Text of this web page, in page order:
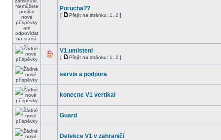
Porucha??
[ Přejít na stránku: 1 2 ]
V1,umisteni
[ Přejít na stránku: 1 2 ]
servis a podpora
konecne V1 vertikal
Guard
Detekce V1 v zahraničí